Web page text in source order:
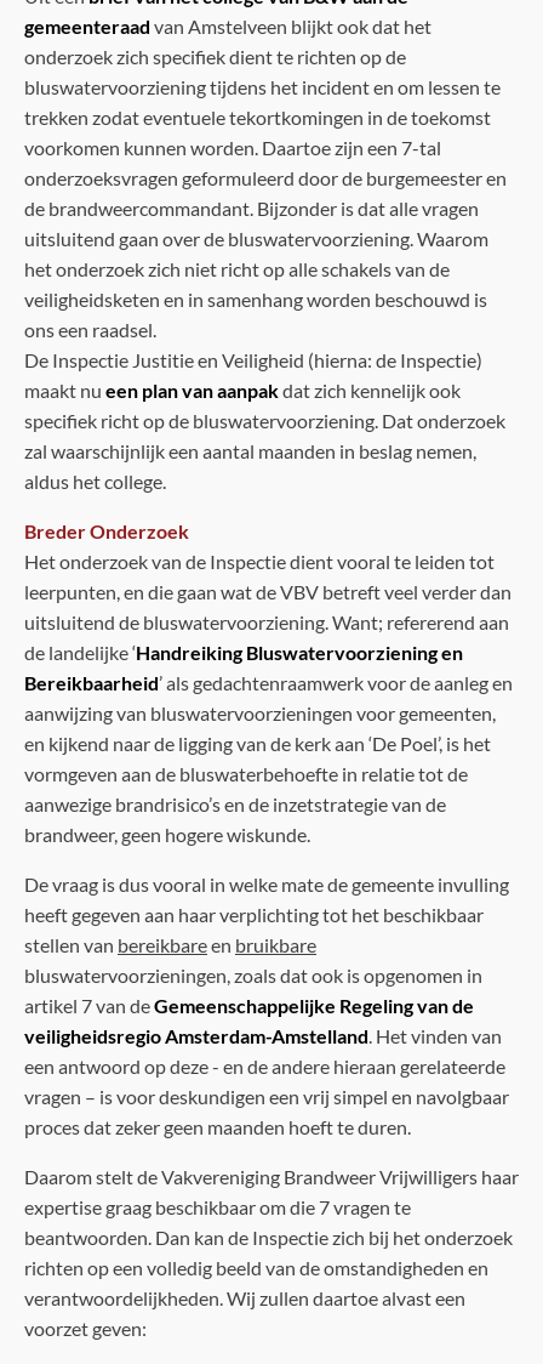
gemeenteraad van Amstelveen blijkt ook dat het
onderzoek zich specifiek dient te richten op de
bluswatervoorziening tijdens het incident en om lessen te
trekken zodat eventuele tekortkomingen in de toekomst
voorkomen kunnen worden. Daartoe zijn een 7-tal
onderzoeksvragen geformuleerd door de burgemeester en
de brandweercommandant. Bijzonder is dat alle vragen
uitsluitend gaan over de bluswatervoorziening. Waarom
het onderzoek zich niet richt op alle schakels van de
veiligheidsketen en in samenhang worden beschouwd is
ons een raadsel.
De Inspectie Justitie en Veiligheid (hierna: de Inspectie)
maakt nu een plan van aanpakdat zich kennelijk ook
specifiek richt op de bluswatervoorziening. Dat onderzoek
zal waarschijnlijk een aantal maanden in beslag nemen,
aldus het college.
Breder Onderzoek
Het onderzoek van de Inspectie dient vooral te leiden tot
leerpunten, en die gaan wat de VBV betreft veel verder dan
uitsluitend de bluswatervoorziening. Want; refererend aan
de landelijke ‘Handreiking Bluswatervoorziening en
Bereikbaarheid’ als gedachtenraamwerk voor de aanleg en
aanwijzing van bluswatervoorzieningen voor gemeenten,
en kijkend naar de ligging van de kerk aan ‘De Poel’, is het
vormgeven aan de bluswaterbehoefte in relatie tot de
aanwezige brandrisico’s en de inzetstrategie van de
brandweer, geen hogere wiskunde.
De vraag is dus vooral in welke mate de gemeente invulling
heeft gegeven aan haar verplichting tot het beschikbaar
stellen van bereikbareen bruikbare
bluswatervoorzieningen, zoals dat ook is opgenomen in
artikel 7 van deGemeenschappelijke Regeling van de
veiligheidsregio Amsterdam-Amstelland. Het vinden van
een antwoord op deze - en de andere hieraan gerelateerde
vragen – is voor deskundigen een vrij simpel en navolgbaar
proces dat zeker geen maanden hoeft te duren.
Daarom stelt de Vakvereniging Brandweer Vrijwilligers haar
expertise graag beschikbaar om die 7 vragen te
beantwoorden. Dan kan de Inspectie zich bij het onderzoek
richten op een volledig beeld van de omstandigheden en
verantwoordelijkheden. Wij zullen daartoe alvast een
voorzet geven: